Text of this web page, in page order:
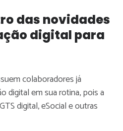
das novidades
digital para
colaboradores já
digital em sua rotina, pois a
digital, eSocial e outras